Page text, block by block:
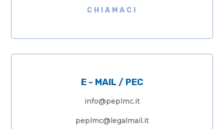
CHIAMACI
E - MAIL / PEC
info@peplmc.it
peplmc@legalmail.it